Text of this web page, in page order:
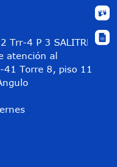
Trr-4 P 3 SALITRE
atención al
Torre 8, piso 11